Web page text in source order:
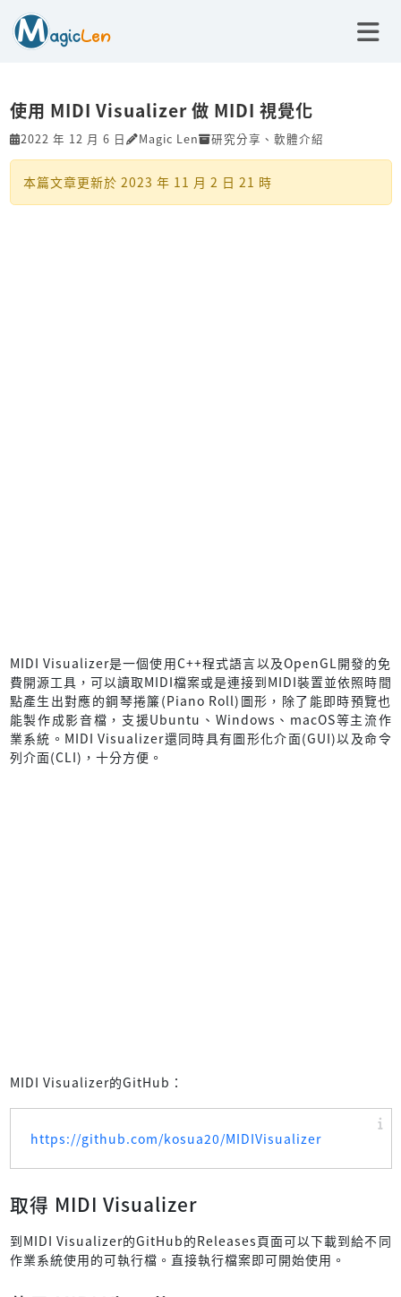
使用 MIDI Visualizer 做 MIDI 視覺化
2022 年 12 月 6 日 Magic Len 研究分享 、 軟體介紹
本篇文章更新於 2023 年 11 月 2 日 21 時
MIDI Visualizer是一個使用C++程式語言以及OpenGL開發的免
費開源工具，可以讀取MIDI檔案或是連接到MIDI裝置並依照時間
點產生出對應的鋼琴捲簾(Piano Roll)圖形，除了能即時預覽也
能製作成影音檔，支援Ubuntu、Windows、macOS等主流作
業系統。MIDI Visualizer還同時具有圖形化介面(GUI)以及命令
列介面(CLI)，十分方便。
MIDI Visualizer的GitHub：
https://github.com/kosua20/MIDIVisualizer
取得 MIDI Visualizer
到MIDI Visualizer的GitHub的Releases頁面可以下載到給不同
作業系統使用的可執行檔。直接執行檔案即可開始使用。